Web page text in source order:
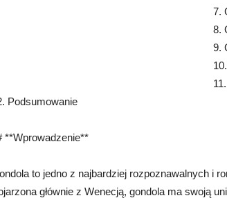
7.
8.
9.
Podsumowanie
**Wprowadzenie**
to jedno z najbardziej rozpoznawalnych i
głównie z Wenecją, gondola ma swoją